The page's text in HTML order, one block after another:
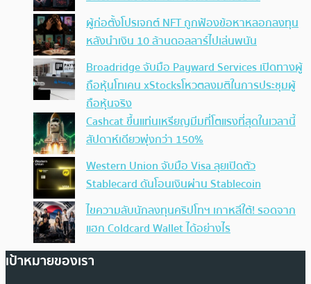
ผู้ก่อตั้งโปรเจกต์ NFT ถูกฟ้องข้อหาหลอกลงทุน
หลังนำเงิน 10 ล้านดอลลาร์ไปเล่นพนัน
Broadridge จับมือ Payward Services เปิดทางผู้
ถือหุ้นโทเคน xStocksโหวตลงมติในการประชุมผู้
ถือหุ้นจริง
Cashcat ขึ้นแท่นเหรียญมีมที่โตแรงที่สุดในเวลานี้
สัปดาห์เดียวพุ่งกว่า 150%
Western Union จับมือ Visa ลุยเปิดตัว
Stablecard ดันโอนเงินผ่าน Stablecoin
ไขความลับนักลงทุนคริปโทฯ เกาหลีใต้! รอดจาก
แฮก Coldcard Wallet ได้อย่างไร
เป้าหมายของเรา